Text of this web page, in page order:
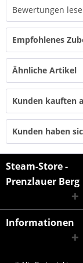
Bewertungen
Empfohlenes
Ähnliche Artikel
Kunden kauften
Kunden haben
Steam-Store -
Prenzlauer Berg
Informationen